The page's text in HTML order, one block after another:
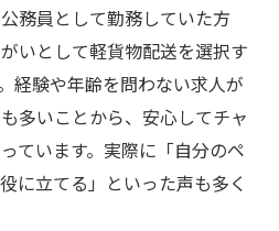
務員として勤務していた方
いとして軽貨物配送を選択す
経験や年齢を問わない求人が
多いことから、安心してチャ
ています。実際に「自分のペ
に立てる」といった声も多く